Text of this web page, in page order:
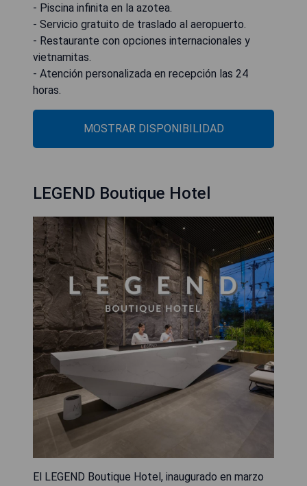
- Piscina infinita en la azotea.
- Servicio gratuito de traslado al aeropuerto.
- Restaurante con opciones internacionales y
vietnamitas.
- Atención personalizada en recepción las 24
horas.
MOSTRAR DISPONIBILIDAD
LEGEND Boutique Hotel
El LEGEND Boutique Hotel, inaugurado en marzo